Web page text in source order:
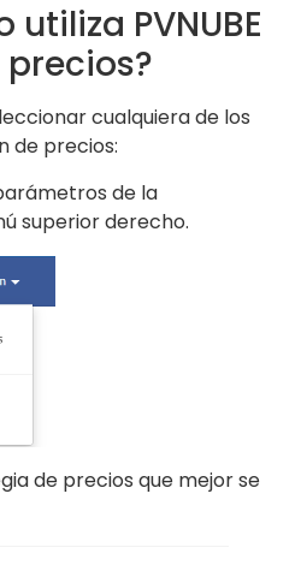
PVNUBE
cualquiera de los
de precios:
de la
superior derecho.
de precios que mejor se